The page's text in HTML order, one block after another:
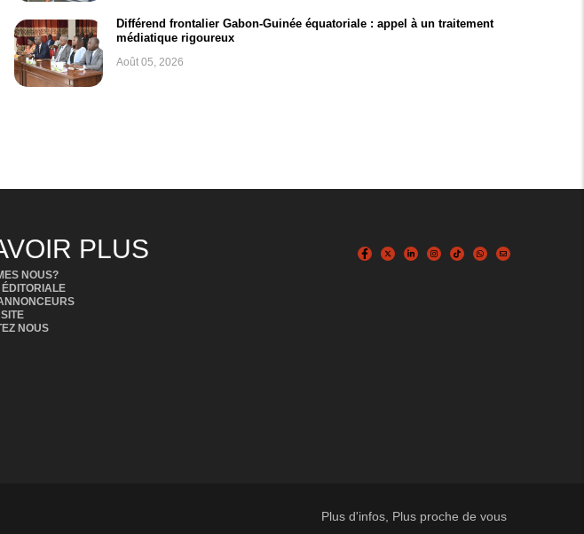
Différend frontalier Gabon-Guinée équatoriale : appel à un traitement
médiatique rigoureux
Août 05, 2026
PLUS
NOUS?
NOUS
Plus d'infos, Plus proche de vous